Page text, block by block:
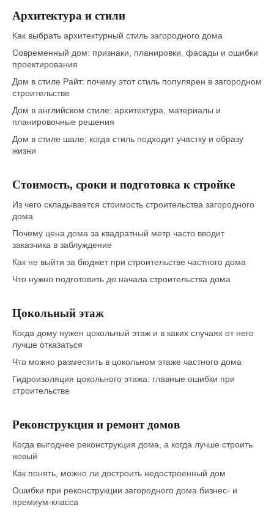
Архитектура и стили
Как выбрать архитектурный стиль загородного дома
Современный дом: признаки, планировки, фасады и ошибки
проектирования
Дом в стиле Райт: почему этот стиль популярен в загородном
строительстве
Дом в английском стиле: архитектура, материалы и
планировочные решения
Дом в стиле шале: когда стиль подходит участку и образу
жизни
Стоимость, сроки и подготовка к стройке
Из чего складывается стоимость строительства загородного
дома
Почему цена дома за квадратный метр часто вводит
заказчика в заблуждение
Как не выйти за бюджет при строительстве частного дома
Что нужно подготовить до начала строительства дома
Цокольный этаж
Когда дому нужен цокольный этаж и в каких случаях от него
лучше отказаться
Что можно разместить в цокольном этаже частного дома
Гидроизоляция цокольного этажа: главные ошибки при
строительстве
Реконструкция и ремонт домов
Когда выгоднее реконструкция дома, а когда лучше строить
новый
Как понять, можно ли достроить недостроенный дом
Ошибки при реконструкции загородного дома бизнес- и
премиум-класса